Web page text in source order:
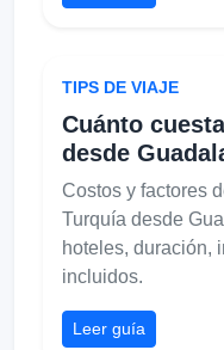
TIPS DE VIAJE
Cuánto
desde
Costos y factores
Turquía desde
hoteles, duración,
incluidos.
Leer guía